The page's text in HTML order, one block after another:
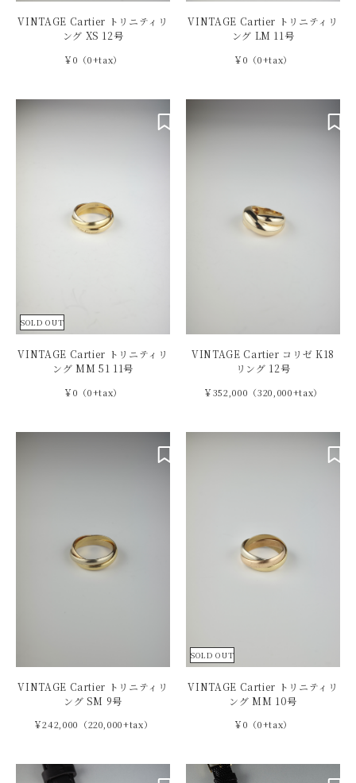
VINTAGE Cartier トリニティリ
ング XS 12号
￥0（0+tax）
VINTAGE Cartier トリニティリ
ング LM 11号
￥0（0+tax）
SOLD OUT
VINTAGE Cartier トリニティリ
ング MM 51 11号
￥0（0+tax）
VINTAGE Cartier コリゼ K18
リング 12号
￥352,000（320,000+tax）
VINTAGE Cartier トリニティリ
ング SM 9号
￥242,000（220,000+tax）
SOLD OUT
VINTAGE Cartier トリニティリ
ング MM 10号
￥0（0+tax）